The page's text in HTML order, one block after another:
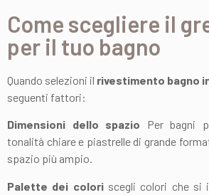
Come scegliere il
per il tuo bagno
Quando selezioni il rivestimento bagno
seguenti fattori:
Dimensioni dello spazio Per bagni
tonalità chiare e piastrelle di grande
spazio più ampio.
Palette dei colori scegli colori che si